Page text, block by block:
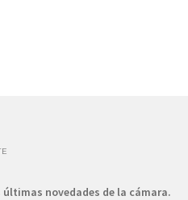
últimas novedades de la cámara.